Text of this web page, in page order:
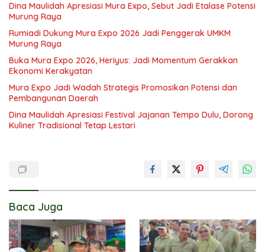
Dina Maulidah Apresiasi Mura Expo, Sebut Jadi Etalase Potensi
Murung Raya
Rumiadi Dukung Mura Expo 2026 Jadi Penggerak UMKM
Murung Raya
Buka Mura Expo 2026, Heriyus: Jadi Momentum Gerakkan
Ekonomi Kerakyatan
Mura Expo Jadi Wadah Strategis Promosikan Potensi dan
Pembangunan Daerah
Dina Maulidah Apresiasi Festival Jajanan Tempo Dulu, Dorong
Kuliner Tradisional Tetap Lestari
Baca Juga